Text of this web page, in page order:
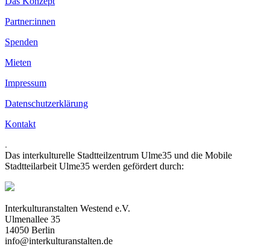
Partner:innen
Spenden
Mieten
Impressum
Datenschutzerklärung
Kontakt
.
Das interkulturelle Stadtteilzentrum Ulme35 und die Mobile
Stadtteilarbeit Ulme35 werden gefördert durch:
Interkulturanstalten Westend e.V.
Ulmenallee 35
14050 Berlin
info@interkulturanstalten.de